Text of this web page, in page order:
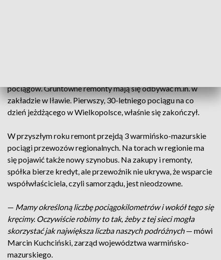
pociągów. Gruntowne remonty mają się odbywać m.in. w
zakładzie w Iławie. Pierwszy, 30-letniego pociągu na co
dzień jeżdżącego w Wielkopolsce, właśnie się zakończył.
W przyszłym roku remont przejdą 3 warmińsko-mazurskie
pociągi przewozów regionalnych. Na torach w regionie ma
się pojawić także nowy szynobus. Na zakupy i remonty,
spółka bierze kredyt, ale przewoźnik nie ukrywa, że wsparcie
współwłaściciela, czyli samorządu, jest nieodzowne.
— Mamy określoną liczbę pociągokilometrów i wokół tego się
kręcimy. Oczywiście robimy to tak, żeby z tej sieci mogła
skorzystać jak największa liczba naszych podróżnych— mówi
Marcin Kuchciński, zarząd województwa warmińsko-
mazurskiego.